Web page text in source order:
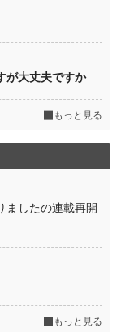
が大丈夫ですか
もっと見る
ましたの連載再開
もっと見る